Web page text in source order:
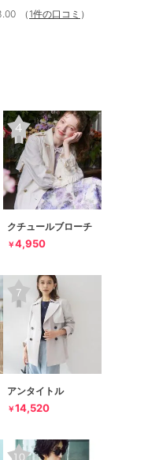
（ 1件の口コミ ）
クチュールブローチ
￥4,950
アンタイトル
￥14,520